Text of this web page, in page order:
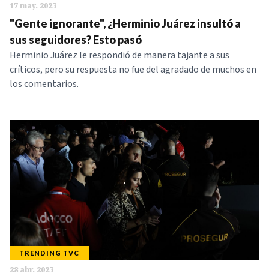
17 may. 2025
"Gente ignorante", ¿Herminio Juárez insultó a
sus seguidores? Esto pasó
Herminio Juárez le respondió de manera tajante a sus
críticos, pero su respuesta no fue del agradado de muchos en
los comentarios.
TRENDING TVC
28 abr. 2025